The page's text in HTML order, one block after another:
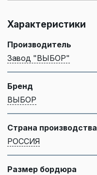
Характеристики
Производитель
Завод "ВЫБОР"
Бренд
ВЫБОР
Страна производства
РОССИЯ
Размер бордюра